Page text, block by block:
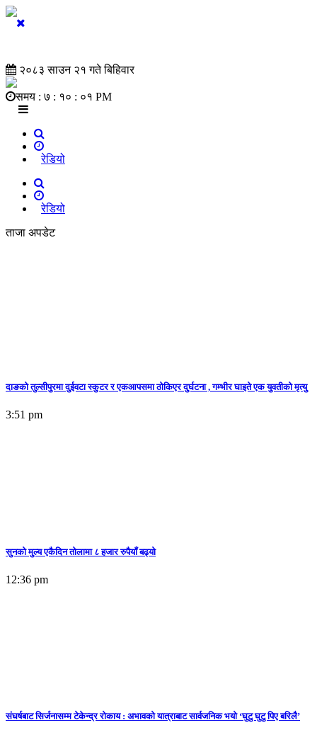
२०८३ साउन २१ गते बिहिवार
समय : ७ : १० : ०२ PM
रेडियो
रेडियो
ताजा अपडेट
दाङको तुल्सीपुरमा दुईवटा स्कुटर र एकआपसमा ठोकिएर दुर्घटना , गम्भीर घाइते एक युवतीको मृत्यु
3:51 pm
सुनकाे मुल्य एकैदिन तोलामा ८ हजार रुपैयाँ बढ्यो
12:36 pm
संघर्षबाट सिर्जनासम्म टेकेन्द्र रोकाय : अभावको यात्राबाट सार्वजनिक भयो ‘घुटु घुटु पिए बरिलै’